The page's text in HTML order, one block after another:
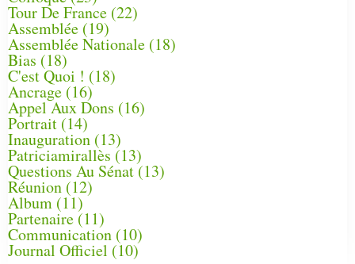
Tour De France (22)
Assemblée (19)
Assemblée Nationale (18)
Bias (18)
C'est Quoi ! (18)
Ancrage (16)
Appel Aux Dons (16)
Portrait (14)
Inauguration (13)
Patriciamirallès (13)
Questions Au Sénat(13)
Réunion (12)
Album (11)
Partenaire(11)
Communication (10)
Journal Officiel (10)